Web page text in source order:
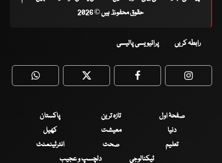
حقوق محفوظ ہیں © 2026
رابطہ کریں پرائیویسی پالیسی
WhatsApp Twitter Facebook
صفحۂ اول تازہ ترین
پاکستان
دنیا
معیشت
کھیل
تعلیم
صحت
انٹرٹینمنٹ
ٹیکنالوجی
دلچسپ و عجیب